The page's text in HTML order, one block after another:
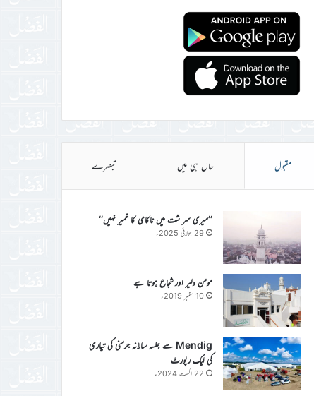
مقبول حال ہی میں تبصرے
’’میری سر شت میں ناکامی کا خمیر نہیں‘‘
29 جولائی 2025ء
مومن دلیر اور شجاع ہوتا ہے
10 ستمبر 2019ء
Mendig سے جلسہ سالانہ جرمنی کی تیاری
کی ایک رپورٹ
22 اگست 2024ء